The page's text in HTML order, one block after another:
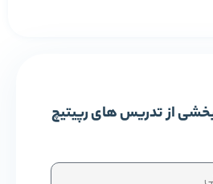
از تدریس های رپیتیچ